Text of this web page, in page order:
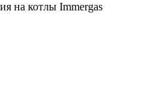
на котлы Immergas